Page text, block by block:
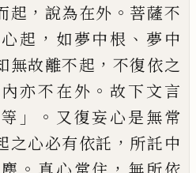
起 ， 說為在外 。 菩薩不
起 ， 如夢中根 、 夢中
無故離不起 ， 不復依之
亦不在外 。故下文言
」。 又復妄心是無常
之心必有依託 ， 所託中